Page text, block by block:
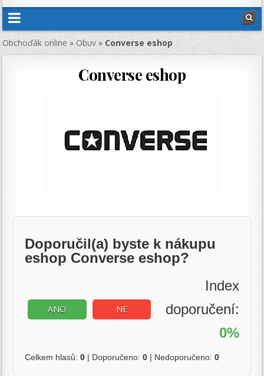
Obchoďák online»Obuv»Converse eshop
Converse eshop
Doporučil(a) byste k nákupu
eshop Converse eshop?
ANO NE
Index
doporučení:
0%
Celkem hlasů:0 | Doporučeno:0 | Nedoporučeno:0